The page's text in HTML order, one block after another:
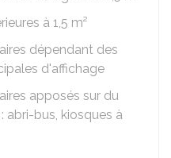
à 1,5 m²
dépendant des
d'affichage
apposés sur du
abri-bus, kiosques à